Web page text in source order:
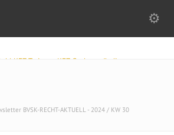
BVSK-RECHT-AKTUELL - 2024 / KW 30